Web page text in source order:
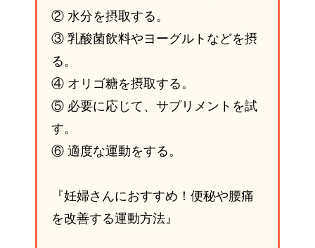
② 水分を摂取する。
③ 乳酸菌飲料やヨーグルトなどを摂
る。
④ オリゴ糖を摂取する。
⑤ 必要に応じて、サプリメントを試
す。
⑥ 適度な運動をする。
『妊婦さんにおすすめ！便秘や腰痛
を改善する運動方法』